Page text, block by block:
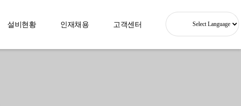
설비현황 인재채용 고객센터